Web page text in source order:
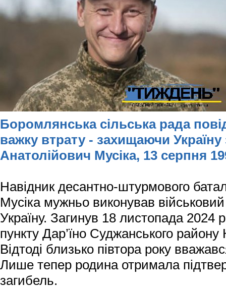
Боромлянська сільська рада
важку втрату - захищаючи
Анатолійович Мусіка, 13 серпня
Навідник десантно-штурмового
Мусіка мужньо виконував
Україну. Загинув 18 листопада 2024
пункту Дар’їно Суджанського району
Відтоді близько півтора року
Лише тепер родина отримала
загибель.